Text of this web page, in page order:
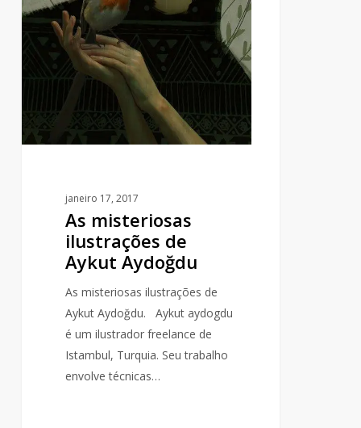
janeiro 17, 2017
As misteriosas
ilustrações de
Aykut Aydoğdu
As misteriosas ilustrações de
Aykut Aydoğdu. Aykut aydogdu
é um ilustrador freelance de
Istambul, Turquia. Seu trabalho
envolve técnicas…